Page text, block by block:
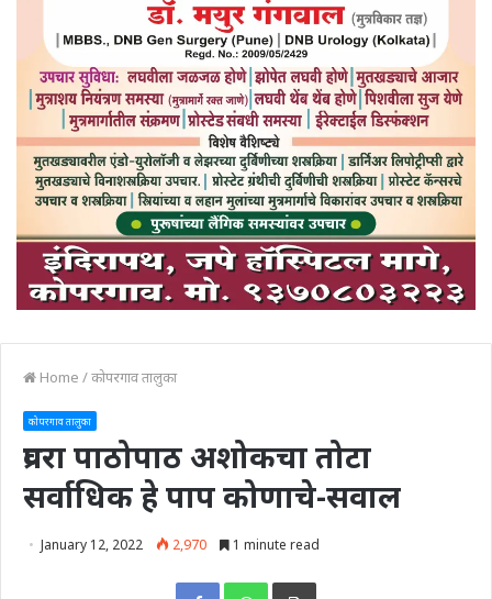
Home /कोपरगाव तालुका
कोपरगाव तालुका
प्रवरा पाठोपाठ अशोकचा तोटा
सर्वाधिक हे पाप कोणाचे-सवाल
January 12, 2022 2,970 1 minute read
Print